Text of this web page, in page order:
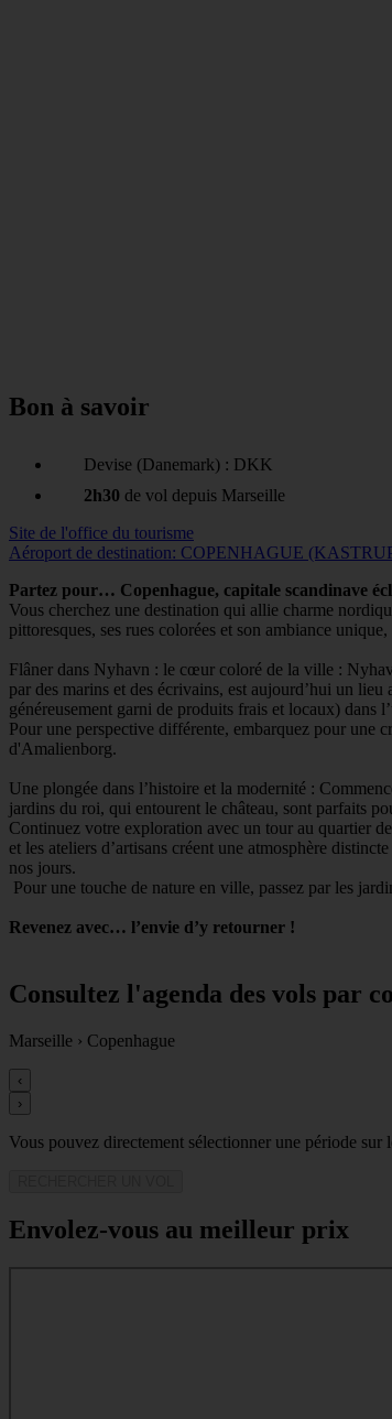
Bon à savoir
Devise (Danemark) : DKK
2h30 de vol depuis Marseille
Site de l'office du tourisme
Aéroport de destination: COPENHAGUE
Partez pour… Copenhague, capitale scandinave
Vous cherchez une destination qui allie charme
pittoresques, ses rues colorées et son ambiance
Flâner dans Nyhavn : le cœur coloré de la ville :
par des marins et des écrivains, est aujourd’hui un
généreusement garni de produits frais et locaux) dans
Pour une perspective différente, embarquez pour une
d'Amalienborg.
Une plongée dans l’histoire et la modernité :
jardins du roi, qui entourent le château, sont parfaits
Continuez votre exploration avec un tour au quartier
et les ateliers d’artisans créent une atmosphère
nos jours.
Pour une touche de nature en ville, passez par les
Revenez avec… l’envie d’y retourner !
Consultez l'agenda des vols par
Marseille › Copenhague
‹
›
Vous pouvez directement sélectionner une période sur
Envolez-vous au meilleur prix